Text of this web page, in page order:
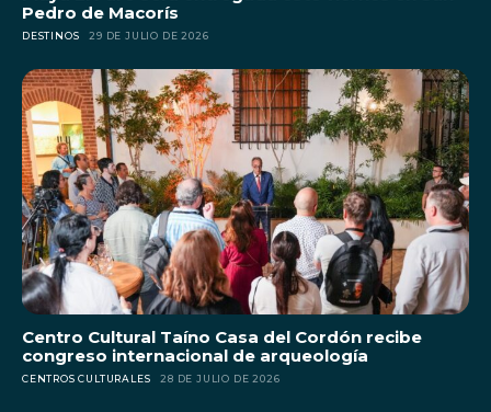
Pedro de Macorís
DESTINOS 29 DE JULIO DE 2026
Centro Cultural Taíno Casa del Cordón recibe
congreso internacional de arqueología
CENTROS CULTURALES 28 DE JULIO DE 2026